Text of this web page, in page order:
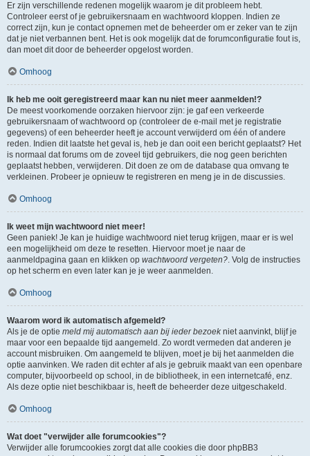
Er zijn verschillende redenen mogelijk waarom je dit probleem hebt.
Controleer eerst of je gebruikersnaam en wachtwoord kloppen. Indien ze
correct zijn, kun je contact opnemen met de beheerder om er zeker van te zijn
dat je niet verbannen bent. Het is ook mogelijk dat de forumconfiguratie fout is,
dan moet dit door de beheerder opgelost worden.
Omhoog
Ik heb me ooit geregistreerd maar kan nu niet meer aanmelden!?
De meest voorkomende oorzaken hiervoor zijn: je gaf een verkeerde
gebruikersnaam of wachtwoord op (controleer de e-mail met je registratie
gegevens) of een beheerder heeft je account verwijderd om één of andere
reden. Indien dit laatste het geval is, heb je dan ooit een bericht geplaatst? Het
is normaal dat forums om de zoveel tijd gebruikers, die nog geen berichten
geplaatst hebben, verwijderen. Dit doen ze om de database qua omvang te
verkleinen. Probeer je opnieuw te registreren en meng je in de discussies.
Omhoog
Ik weet mijn wachtwoord niet meer!
Geen paniek! Je kan je huidige wachtwoord niet terug krijgen, maar er is wel
een mogelijkheid om deze te resetten. Hiervoor moet je naar de
aanmeldpagina gaan en klikken op wachtwoord vergeten?. Volg de instructies
op het scherm en even later kan je je weer aanmelden.
Omhoog
Waarom word ik automatisch afgemeld?
Als je de optie meld mij automatisch aan bij ieder bezoekniet aanvinkt, blijf je
maar voor een bepaalde tijd aangemeld. Zo wordt vermeden dat anderen je
account misbruiken. Om aangemeld te blijven, moet je bij het aanmelden die
optie aanvinken. We raden dit echter af als je gebruik maakt van een openbare
computer, bijvoorbeeld op school, in de bibliotheek, in een internetcafé, enz.
Als deze optie niet beschikbaar is, heeft de beheerder deze uitgeschakeld.
Omhoog
Wat doet "verwijder alle forumcookies"?
Verwijder alle forumcookies zorgt dat alle cookies die door phpBB3